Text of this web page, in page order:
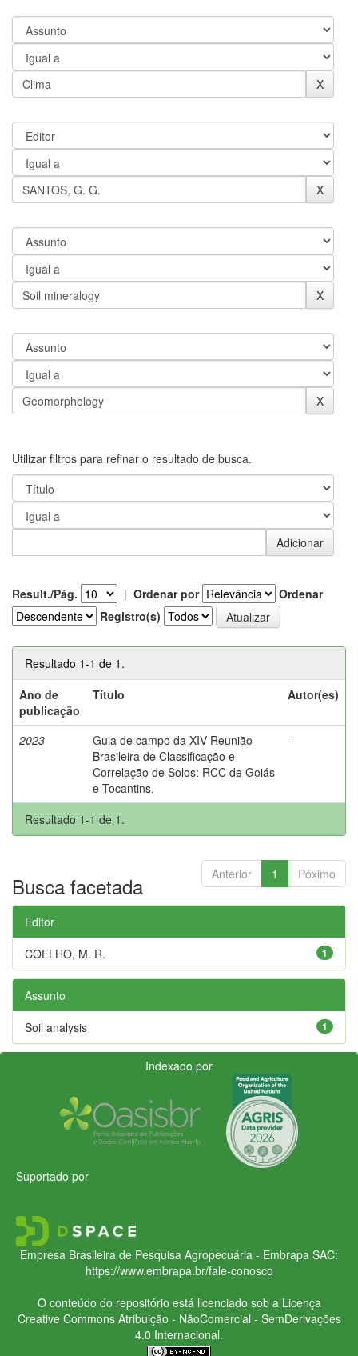
Utilizar filtros para refinar o resultado de busca.
Result./Pág. | Ordenar por
Ordenar
Registro(s)
Resultado 1-1 de 1.
Ano de
publicação
Título Autor(es)
2023
Guia de campo da XIV Reunião
Brasileira de Classificação e
Correlação de Solos: RCC de Goiás
e Tocantins.
-
Resultado 1-1 de 1.
Anterior 1 Póximo
Busca facetada
Editor
1
COELHO, M. R.
Assunto
1
Soil analysis
Indexado por
Suportado por
Empresa Brasileira de Pesquisa Agropecuária - Embrapa SAC:
https://www.embrapa.br/fale-conosco
O conteúdo do repositório está licenciado sob a Licença
Creative CommonsAtribuição - NãoComercial - SemDerivações
4.0 Internacional.